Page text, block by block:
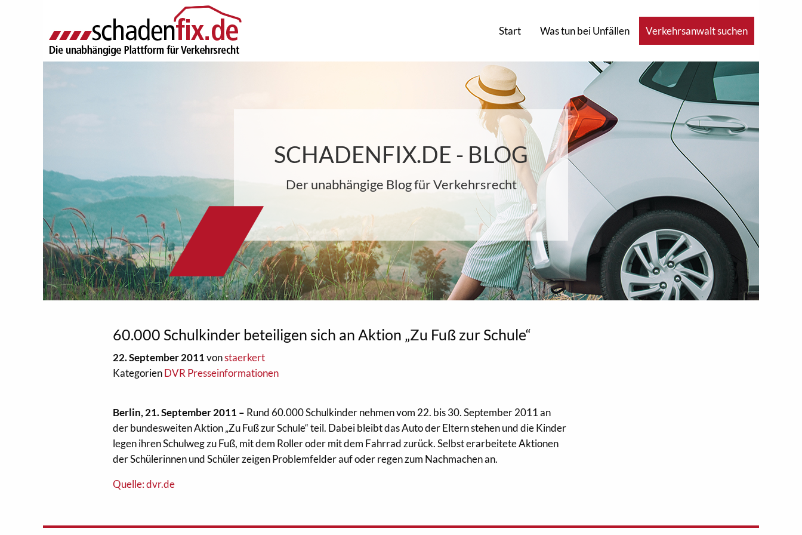
Start Was tun bei Unfällen Verkehrsanwalt suchen
SCHADENFIX.DE - BLOG
Der unabhängige Blog für Verkehrsrecht
60.000 Schulkinder beteiligen sich an Aktion „Zu Fuß zur Schule“
22. September 2011vonstaerkert
KategorienDVR Presseinformationen
Berlin, 21. September 2011 – Rund 60.000 Schulkinder nehmen vom 22. bis 30. September 2011 an
der bundesweiten Aktion „Zu Fuß zur Schule“ teil. Dabei bleibt das Auto der Eltern stehen und die Kinder
legen ihren Schulweg zu Fuß, mit dem Roller oder mit dem Fahrrad zurück. Selbst erarbeitete Aktionen
der Schülerinnen und Schüler zeigen Problemfelder auf oder regen zum Nachmachen an.
Quelle: dvr.de